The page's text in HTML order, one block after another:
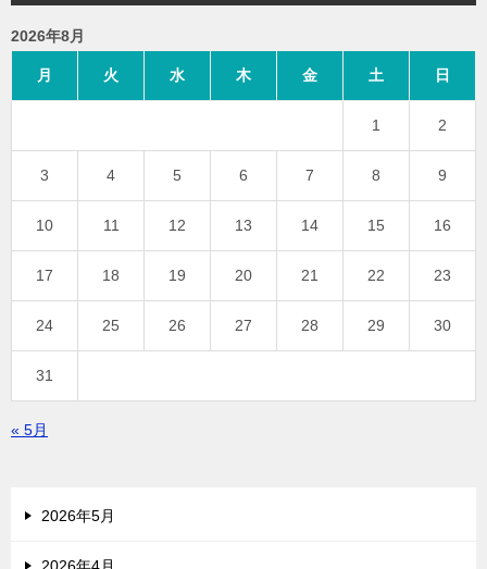
2026年8月
月 火 水 木 金 土 日
1 2
3 4 5 6 7 8 9
10 11 12 13 14 15 16
17 18 19 20 21 22 23
24 25 26 27 28 29 30
31
« 5月
2026年5月